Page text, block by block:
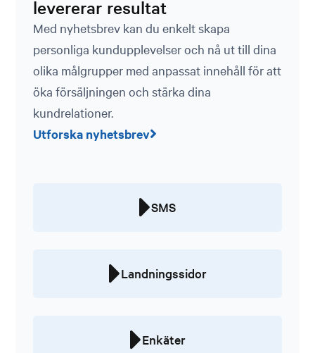
SMS
Landningssidor
Enkäter
levererar resultat
Med nyhetsbrev kan du enkelt skapa
personliga kundupplevelser och nå ut till dina
olika målgrupper med anpassat innehåll för att
öka försäljningen och stärka dina
kundrelationer.
Utforska nyhetsbrev